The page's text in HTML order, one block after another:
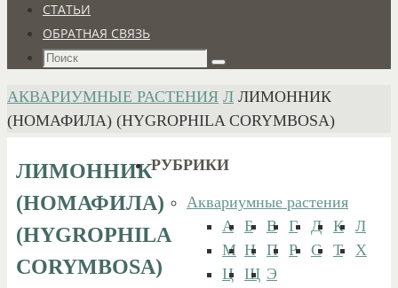
СТАТЬИ
ОБРАТНАЯ СВЯЗЬ
Что
Поиск
ГЛАВНАЯ
АКВАРИУМНЫЕ РАСТЕНИЯ Л ЛИМОННИК
(НОМАФИЛА) (HYGROPHILA CORYMBOSA)
ЛИМОННИК
(НОМАФИЛА)
(HYGROPHILA
CORYMBOSA)
РУБРИКИ
Аквариумные растения
А Б В Г Д К
Л
М Н П Р С Т
Х
Ц Щ Э